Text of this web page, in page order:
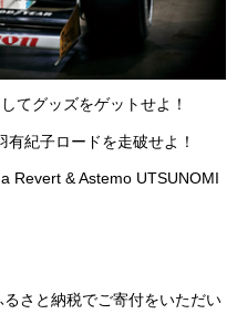
てグッズをゲットせよ！
紀子ロードを走破せよ！
Revert & Astemo UTSUNOMI
さと納税でご寄付をいただい